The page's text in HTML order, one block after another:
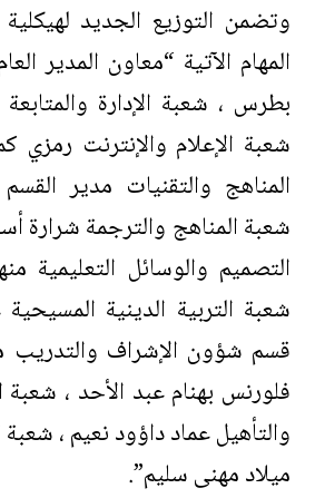
وتضمن التوزيع الجديد
المهام الآتية “معاون المدير
بطرس ، شعبة الإدارة
شعبة الإعلام والإنترنت رمزي
المناهج والتقنيات مدير
شعبة المناهج والترجمة
التصميم والوسائل التعليمية
شعبة التربية الدينية
قسم شؤون الإشراف والتدريب
فلورنس بهنام عبد الأحد ،
والتأهيل عماد داؤود نعيم ، شعبة
ميلاد مهنى سليم”.